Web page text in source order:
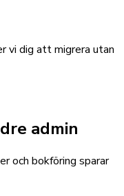
vi dig att migrera utan
admin
och bokföring sparar